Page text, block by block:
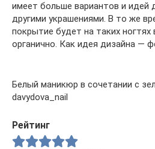
имеет больше вариантов и идей
другими украшениями. В то же
покрытие будет на таких ногтях
органично. Как идея дизайна —
Белый маникюр в сочетании с
davydova_nail
Рейтинг